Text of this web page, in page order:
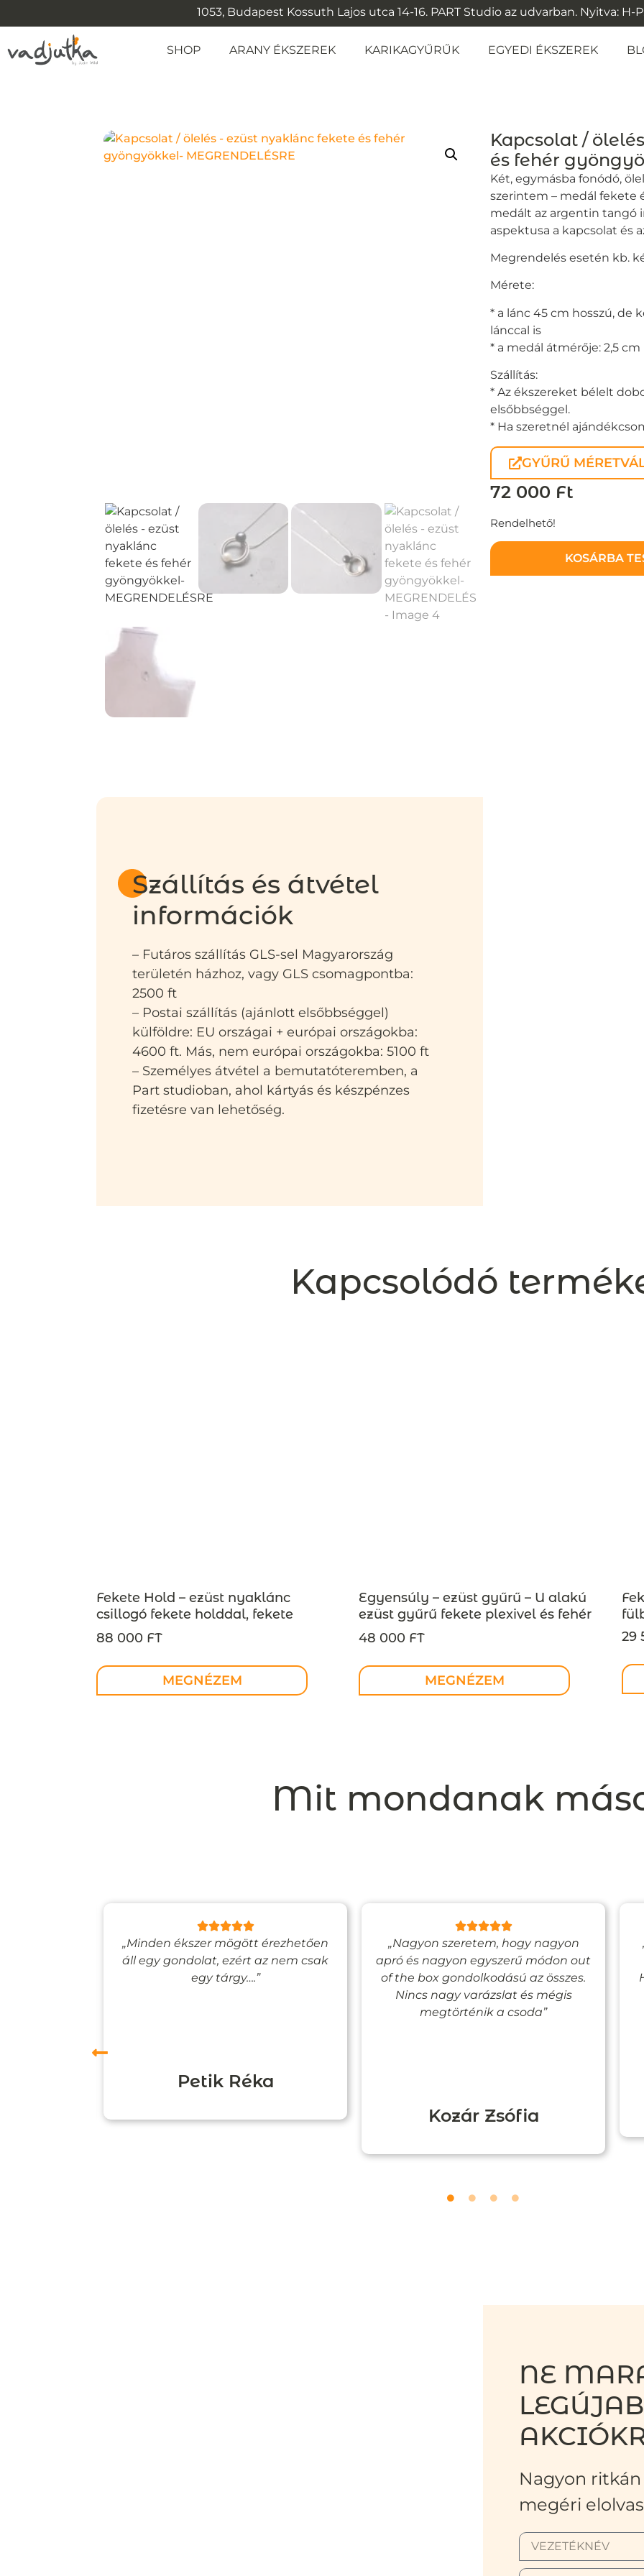
1053, Budapest Kossuth Lajos utca 14-16. PART Studio az udvarban. Nyitva: H-P:
SHOP ARANY ÉKSZEREK KARIKAGYŰRŰK EGYEDI ÉKSZEREK
Kapcsolat /
és fehér
Két, egymásba fonódó,
szerintem – medál fekete
medált az argentin tangó
aspektusa a kapcsolat és
Megrendelés esetén kb.
Mérete:
* a lánc 45 cm hosszú, de
lánccal is
* a medál átmérője: 2,5 cm
Szállítás:
* Az ékszereket bélelt
elsőbbséggel.
* Ha szeretnél
GYŰRŰ
72 000 Ft
Rendelhető!
KOSÁRBA
Szállítás és átvétel
információk
– Futáros szállítás GLS-sel Magyarország
területén házhoz, vagy GLS csomagpontba:
2500 ft
– Postai szállítás (ajánlott elsőbbséggel)
külföldre: EU országai + európai országokba:
4600 ft. Más, nem európai országokba: 5100 ft
– Személyes átvétel a bemutatóteremben, a
Part studioban, ahol kártyás és készpénzes
fizetésre van lehetőség.
Kapcsolódó
Fekete Hold – ezüst nyaklánc
csillogó fekete holddal, fekete
gyémántokkal – design ékszer,
MEGRENDELÉSRE
88 000 FT
MEGNÉZEM
Egyensúly – ezüst gyűrű – U alakú
ezüst gyűrű fekete plexivel és fehér
gyönggyel, art deco stílus –
MEGRENDELÉSRE
48 000 FT
MEGNÉZEM
29
Mit mondanak
„Minden ékszer mögött érezhetően
áll egy gondolat, ezért az nem csak
egy tárgy….”
Petik Réka
„Nagyon szeretem, hogy nagyon
apró és nagyon egyszerű módon out
of the box gondolkodású az összes.
Nincs nagy varázslat és mégis
megtörténik a csoda”
Kozár Zsófia
NE
Nagyon
megéri